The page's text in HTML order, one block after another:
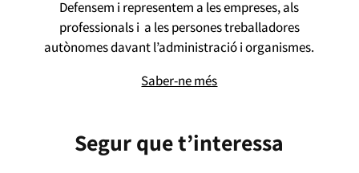
Defensem i representem a les empreses, als
professionals i a les persones treballadores
autònomes davant l’administració i organismes.
Saber-ne més
Segur que t’interessa